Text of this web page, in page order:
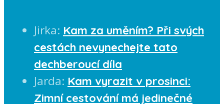
Jirka: Kam za uměním? Při svých
cestách nevynechejte tato
dechberoucí díla
Jarda: Kam vyrazit v prosinci:
Zimní cestování má jedinečné